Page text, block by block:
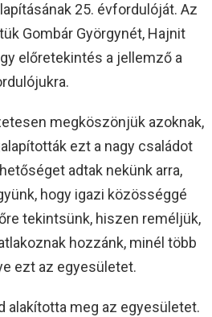
25. évfordulóját. Az
Gombár Györgynét, Hajnit
előretekintés a jellemző a
megköszönjük azoknak,
ezt a nagy családot
adtak nekünk arra,
hogy igazi közösséggé
tekintsünk, hiszen reméljük,
hozzánk, minél több
ezt az egyesületet.
alakította meg az egyesületet.